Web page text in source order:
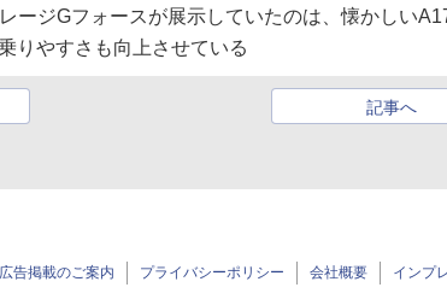
ージGフォースが展示していたのは、懐かしい
りやすさも向上させている
記事へ
広告掲載のご案内 プライバシーポリシー 会社概要 インプ